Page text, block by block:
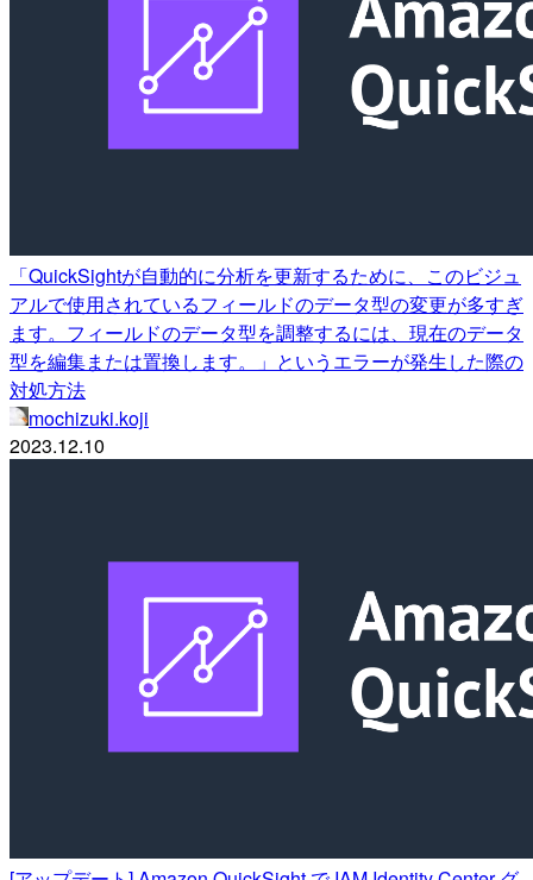
「QuickSightが自動的に分析を更新するために、このビジュ
アルで使用されているフィールドのデータ型の変更が多すぎ
ます。フィールドのデータ型を調整するには、現在のデータ
型を編集または置換します。」というエラーが発生した際の
対処方法
mochizuki.koji
2023.12.10